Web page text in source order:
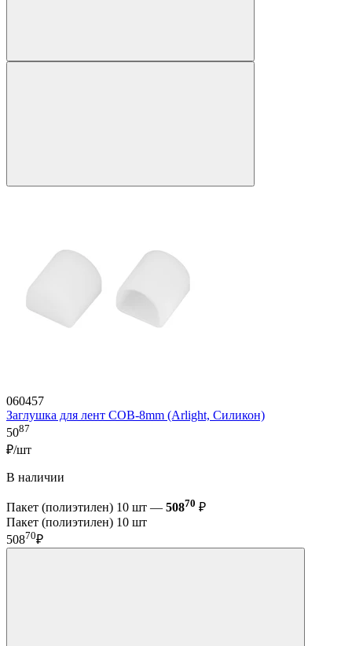
060457
Заглушка для лент COB-8mm (Arlight, Силикон)
5087
₽/шт
В наличии
Пакет (полиэтилен) 10 шт — 50870 ₽
Пакет (полиэтилен) 10 шт
50870₽